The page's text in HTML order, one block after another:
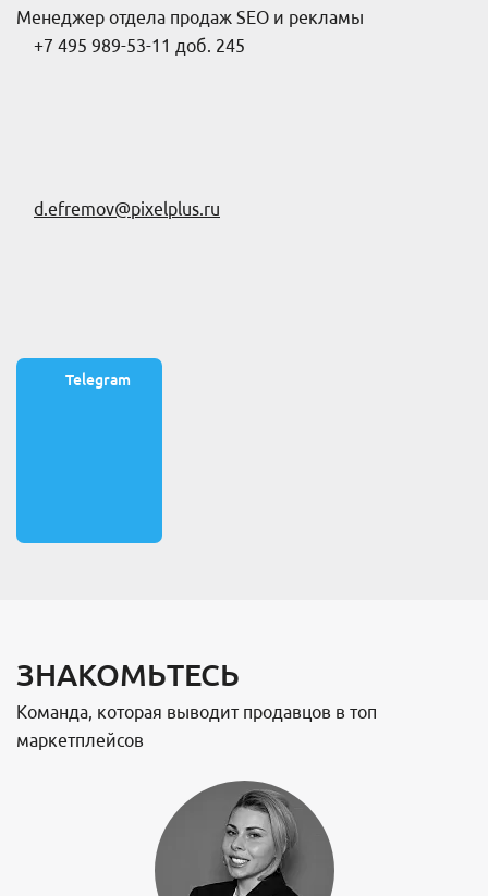
Менеджер отдела продаж SEO и рекламы
+7 495 989-53-11 доб. 245
d.efremov@pixelplus.ru
Telegram
ЗНАКОМЬТЕСЬ
Команда, которая выводит продавцов в топ
маркетплейсов